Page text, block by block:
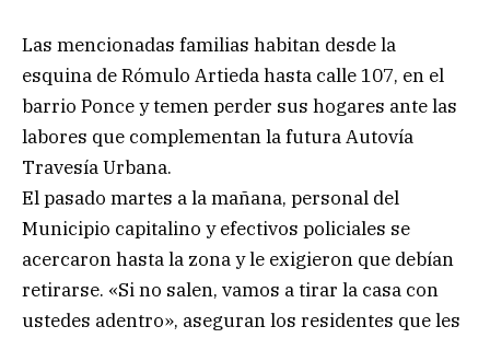
Las mencionadas familias habitan desde la
esquina de Rómulo Artieda hasta calle 107, en el
barrio Ponce y temen perder sus hogares ante las
labores que complementan la futura Autovía
Travesía Urbana.
El pasado martes a la mañana, personal del
Municipio capitalino y efectivos policiales se
acercaron hasta la zona y le exigieron que debían
retirarse. «Si no salen, vamos a tirar la casa con
ustedes adentro», aseguran los residentes que les